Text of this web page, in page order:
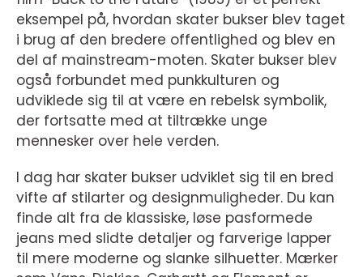
eksempel på, hvordan skater bukser blev taget
i brug af den bredere offentlighed og blev en
del af mainstream-moten. Skater bukser blev
også forbundet med punkkulturen og
udviklede sig til at være en rebelsk symbolik,
der fortsatte med at tiltrække unge
mennesker over hele verden.
I dag har skater bukser udviklet sig til en bred
vifte af stilarter og designmuligheder. Du kan
finde alt fra de klassiske, løse pasformede
jeans med slidte detaljer og farverige lapper
til mere moderne og slanke silhuetter. Mærker